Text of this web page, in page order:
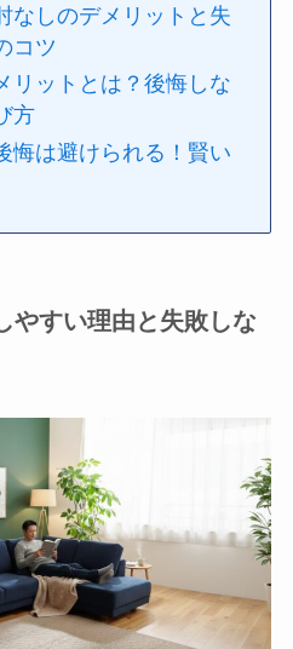
なしのデメリットと失
コツ
リットとは？後悔しな
方
悔は避けられる！賢い
やすい理由と失敗しな